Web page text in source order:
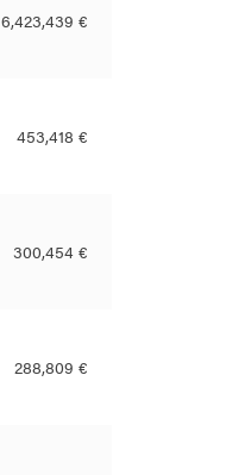
6,423,439 €
453,418 €
300,454 €
288,809 €